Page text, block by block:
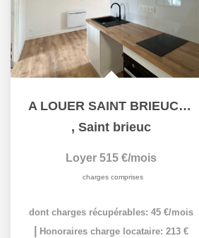
A LOUER SAINT BRIEUC proche centre - Appartement T1 bis
, Saint brieuc
Loyer 515 €/mois
charges comprises
dont charges récupérables: 45 €/mois
Honoraires charge locataire: 213 €